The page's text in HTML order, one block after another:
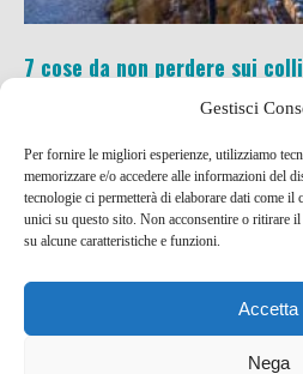
Gestisci
Per fornire le migliori esperienze, utilizziamo
memorizzare e/o accedere alle informazioni del
tecnologie ci permetterà di elaborare dati come
unici su questo sito. Non acconsentire o ritirare
su alcune caratteristiche e funzioni.
Accetta
Nega
7 cose da non perdere sui
Baganza a Torrechiara
6 Gen , 2022 - Idee per un
blog tour SMT e viaggi